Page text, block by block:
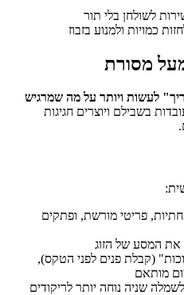
לשולחן בלי תור
כמויות ולמנוע בזבוז
לעשות ויותר על מה שמרגיש
בשבילם ויוצרים חגיגות
פריטי מורשת, ופתקים
המסע של הזוג
(קבלת פנים לפני הטקס),
מותאם
שניה נוחה יותר לריקודים